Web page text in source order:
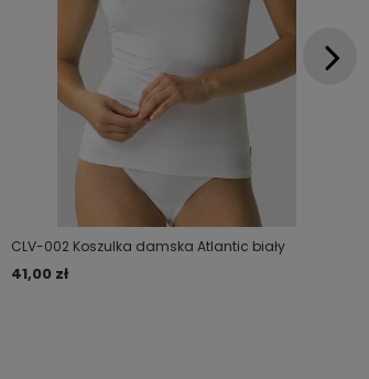
CLV-002 Koszulka damska Atlantic biały
41,00 zł